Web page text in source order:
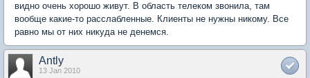
видно очень хорошо живут. В область телеком звонила, там
вообще какие-то расслабленные. Клиенты не нужны никому. Все
равно мы от них никуда не денемся.
Antly
13 Jan 2010